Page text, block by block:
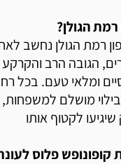
הגולן?
רמת הגולן נחשב
הגובה הרב והקרקע
ומלאי טעם. בכל
מושלם למשפחות,
לקטוף אותו
פלוס לעונת